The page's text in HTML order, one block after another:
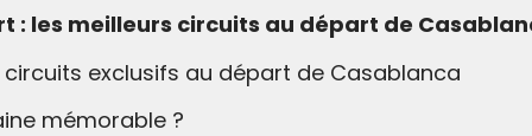
: les meilleurs circuits au départ de
exclusifs au départ de Casablanca
mémorable ?